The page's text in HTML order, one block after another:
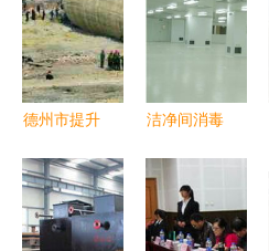
德州市提升
除服务，环
境工程获好
洁净间消毒
闭新风 环
境工程视角